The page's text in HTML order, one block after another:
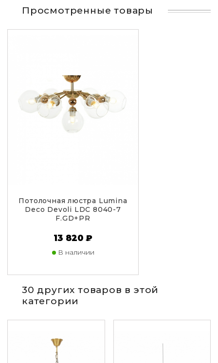
Просмотренные товары
Потолочная люстра Lumina
Deco Devoli LDC 8040-7
F.GD+PR
13 820 ₽
В наличии
30 других товаров в этой
категории